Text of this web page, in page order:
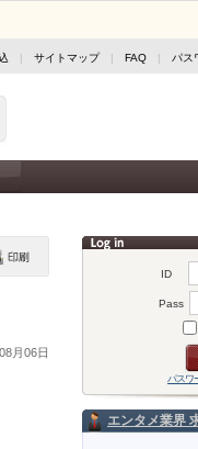
| サイトマップ| FAQ | パス
ID
Pass
パスワ
エンタメ業界
月06日